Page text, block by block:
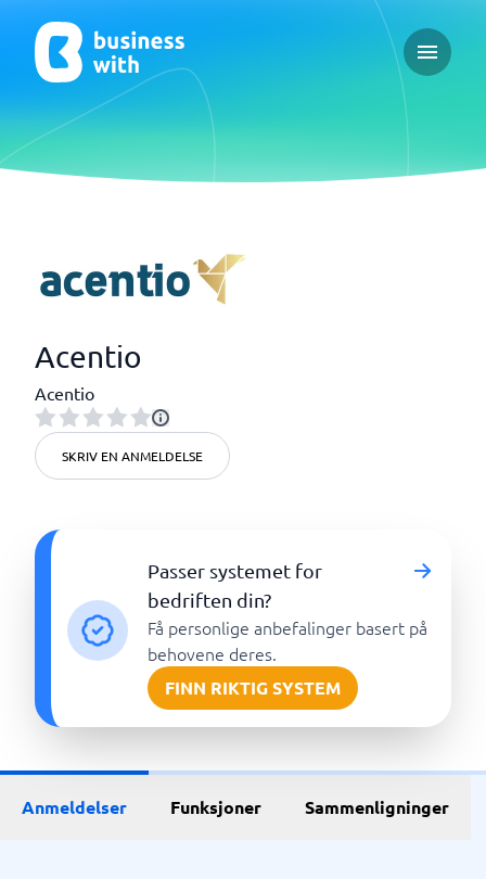
Open
Acentio
Acentio
SKRIV EN ANMELDELSE
Passer systemet for
bedriften din?
Få personlige anbefalinger basert på
behovene deres.
FINN RIKTIG SYSTEM
Anmeldelser Funksjoner Sammenligninger